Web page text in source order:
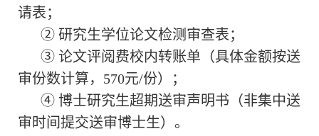
请表；
② 研究生学位论文检测审查表；
③ 论文评阅费校内转账单（具体金额按送
审份数计算，570元/份）；
④ 博士研究生超期送审声明书（非集中送
审时间提交送审博士生）。